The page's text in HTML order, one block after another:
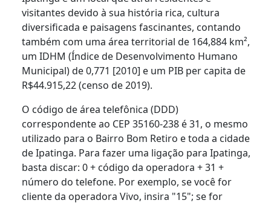
visitantes devido à sua história rica, cultura
diversificada e paisagens fascinantes, contando
também com uma área territorial de 164,884 km²,
um IDHM (Índice de Desenvolvimento Humano
Municipal) de 0,771 [2010] e um PIB per capita de
R$44.915,22 (censo de 2019).
O código de área telefônica (DDD)
correspondente ao CEP 35160-238 é 31, o mesmo
utilizado para o Bairro Bom Retiro e toda a cidade
de Ipatinga. Para fazer uma ligação para Ipatinga,
basta discar: 0 + código da operadora + 31 +
número do telefone. Por exemplo, se você for
cliente da operadora Vivo, insira "15"; se for